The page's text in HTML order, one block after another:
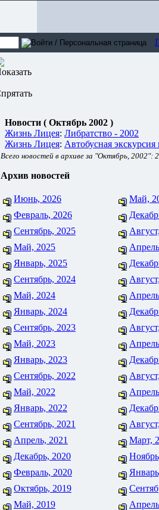
Новости ( Октябрь 2002 )
Жизнь Лицея: Либратство - 2002
Жизнь Лицея: Автобусная
Всего новостей в архиве за "Октябрь, 2002": 2
Архив новостей
Июнь, 2026
Май,
Февраль, 2026
Сентябрь, 2025
Май, 2025
Январь, 2025
Сентябрь, 2024
Май, 2024
Январь, 2024
Сентябрь, 2023
Май, 2023
Январь, 2023
Сентябрь, 2022
Май, 2022
Январь, 2022
Сентябрь, 2021
Апрель, 2021
Март,
Декабрь, 2020
Февраль, 2020
Октябрь, 2019
Май, 2019